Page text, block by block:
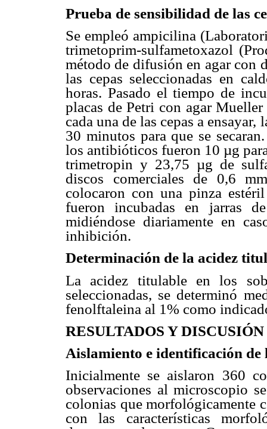
Prueba de sensibilidad de las
Se empleó ampicilina
trimetoprim-sulfametoxazol
método de difusión en agar con
las cepas seleccionadas en
horas. Pasado el tiempo de
placas de Petri con agar
cada una de las cepas a
30 minutos para que se
los antibióticos fueron 10 µg
trimetropin y 23,75 µg de
discos comerciales de 0,6
colocaron con una pinza
fueron incubadas en jarras
midiéndose diariamente en
inhibición.
Determinación de la acidez
La acidez titulable en los
seleccionadas, se determinó
fenolftaleina al 1% como
RESULTADOS Y DISCUSIÓN
Aislamiento e identificación
Inicialmente se aislaron 360
observaciones al microscopio
colonias que morfológicamente
con las características